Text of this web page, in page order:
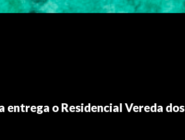
entrega o Residencial Vereda dos